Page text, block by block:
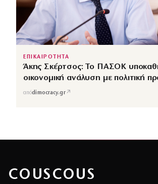
ΕΠΙΚΑΙΡΟΤΗΤΑ
Άκης Σκέρτσος: Το ΠΑΣΟΚ
οικονομική ανάλυση με πολιτική
απόdimocracy.gr↗
COUSCOUS